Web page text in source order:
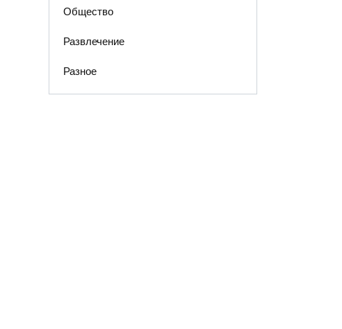
Общество
Развлечение
Разное